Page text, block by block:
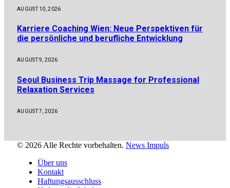
AUGUST 10, 2026
Karriere Coaching Wien: Neue Perspektiven für
die persönliche und berufliche Entwicklung
AUGUST 9, 2026
Seoul Business Trip Massage for Professional
Relaxation Services
AUGUST 7, 2026
© 2026 Alle Rechte vorbehalten. News Impuls
Über uns
Kontakt
Haftungsausschluss